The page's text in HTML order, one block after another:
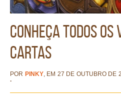
Conheça todos os
cartas
POR PINKY, EM 27 DE OUTUBRO DE
·